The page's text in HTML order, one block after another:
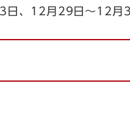
12月29日～12月